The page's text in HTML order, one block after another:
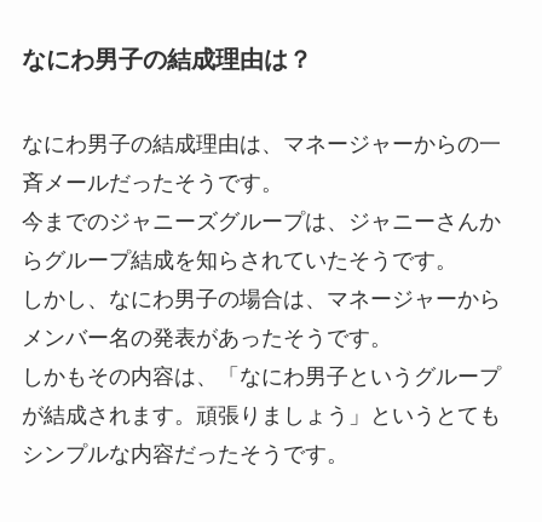
なにわ男子の結成理由は？
なにわ男子の結成理由は、マネージャーからの一
斉メールだったそうです。
今までのジャニーズグループは、ジャニーさんか
らグループ結成を知らされていたそうです。
しかし、なにわ男子の場合は、マネージャーから
メンバー名の発表があったそうです。
しかもその内容は、「なにわ男子というグループ
が結成されます。頑張りましょう」というとても
シンプルな内容だったそうです。